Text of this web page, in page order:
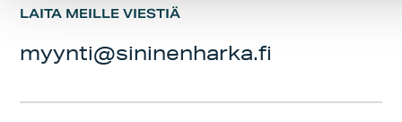
LAITA MEILLE VIESTIÄ
myynti@sininenharka.fi